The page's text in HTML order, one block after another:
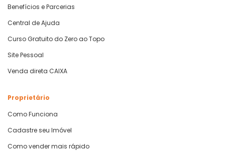
Benefícios e Parcerias
Central de Ajuda
Curso Gratuito do Zero ao Topo
Site Pessoal
Venda direta CAIXA
Proprietário
Como Funciona
Cadastre seu Imóvel
Como vender mais rápido